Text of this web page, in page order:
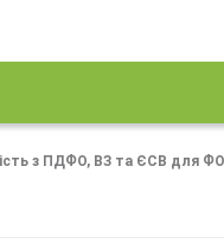
з ПДФО, ВЗ та ЄСВ для